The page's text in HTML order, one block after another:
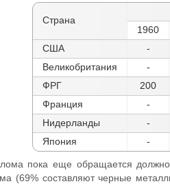
Страна
1960
США
-
Великобритания
-
ФРГ
200
Франция
-
Нидерланды
-
Япония
-
пока еще обращается
(69% составляют черные